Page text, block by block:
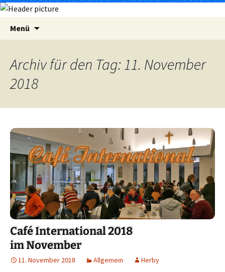
Menü
Archiv für den Tag: 11. November
2018
Café International 2018
im November
11. November 2018 Allgemein Herby